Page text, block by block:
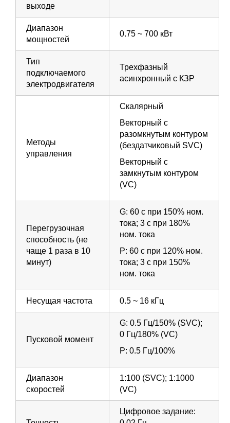
выходе
Диапазон
мощностей
0.75 ~ 700 кВт
Тип
подключаемого
электродвигателя
Трехфазный
асинхронный с КЗР
Методы
управления
Скалярный
Векторный с
разомкнутым контуром
(бездатчиковый SVC)
Векторный с
замкнутым контуром
(VC)
Перегрузочная
способность (не
чаще 1 раза в 10
минут)
G: 60 с при 150% ном.
тока; 3 с при 180%
ном. тока
P: 60 с при 120% ном.
тока; 3 с при 150%
ном. тока
Несущая частота 0.5 ~ 16 кГц
Пусковой момент
G: 0.5 Гц/150% (SVC);
0 Гц/180% (VC)
Р: 0.5 Гц/100%
Диапазон
скоростей
1:100 (SVC); 1:1000
(VC)
Цифровое задание: